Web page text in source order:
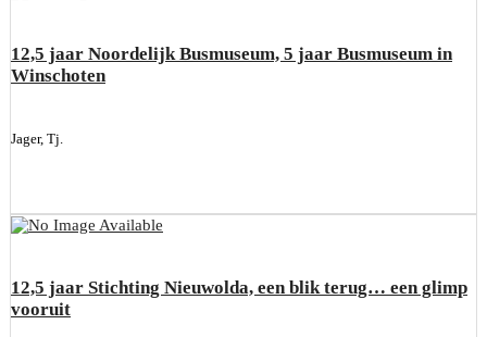
12,5 jaar Noordelijk Busmuseum, 5 jaar Busmuseum in
Winschoten
Jager, Tj.
12,5 jaar Stichting Nieuwolda, een blik terug… een glimp
vooruit